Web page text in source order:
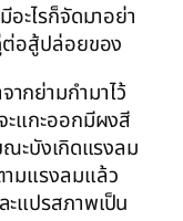
ะไรก็จัดมาอย่า
ต่อสู้ปล่อยของ
กย่ามกำมาไว้
ะแกะออกมีผงสี
ณะบังเกิดแรงลม
มแรงลมแล้ว
แปรสภาพเป็น